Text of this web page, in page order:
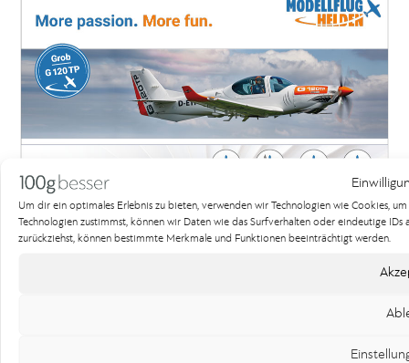
Um dir ein optimales Erlebnis zu bieten, verwenden wir Technologien wie Cookies,
Technologien zustimmst, können wir Daten wie das Surfverhalten oder eindeutige
zurückziehst, können bestimmte Merkmale und Funktionen beeinträchtigt werden.